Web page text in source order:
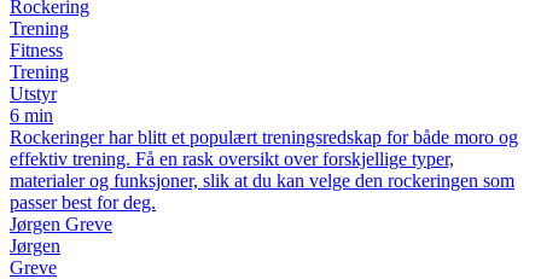
Rockering
Trening
Fitness
Trening
Utstyr
6 min
Rockeringer har blitt et populært treningsredskap for både moro og
effektiv trening. Få en rask oversikt over forskjellige typer,
materialer og funksjoner, slik at du kan velge den rockeringen som
passer best for deg.
Jørgen Greve
Jørgen
Greve